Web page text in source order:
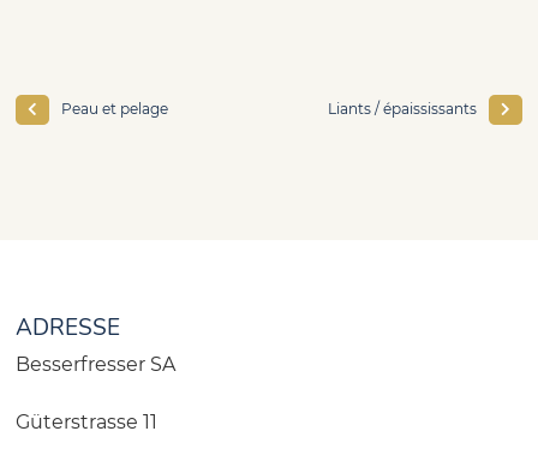
Peau et pelage Liants / épaississants
ADRESSE
Besserfresser SA
Güterstrasse 11